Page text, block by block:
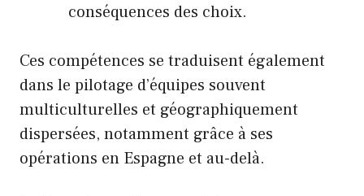
conséquences des choix.
Ces compétences se traduisent également
dans le pilotage d’équipes souvent
multiculturelles et géographiquement
dispersées, notamment grâce à ses
opérations en Espagne et au-delà.